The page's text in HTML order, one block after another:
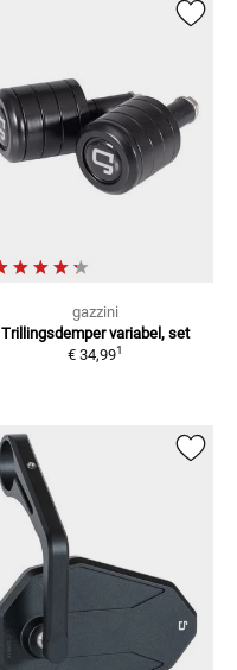
gazzini
Trillingsdemper variabel, set
€ 34,991